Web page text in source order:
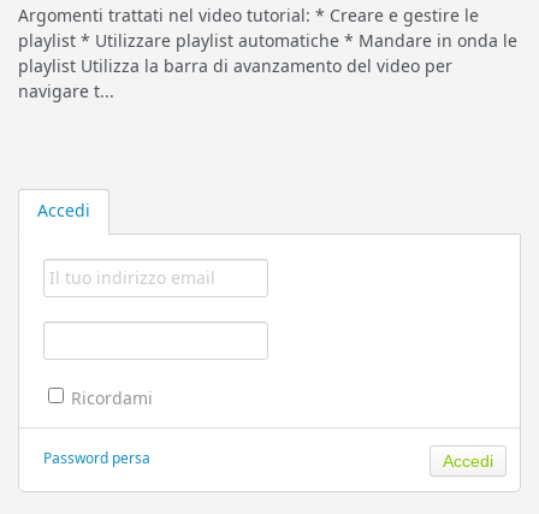
Accedi
Ricordami
Password persa
Argomenti trattati nel video tutorial: * Creare e gestire le
playlist * Utilizzare playlist automatiche * Mandare in onda le
playlist Utilizza la barra di avanzamento del video per
navigare t...